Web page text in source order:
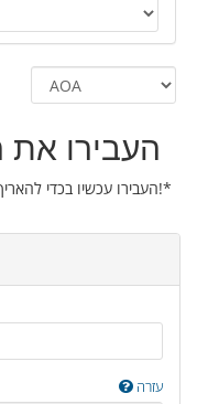
העבירו את
העבירו עכשיו בכדי להאריך את הרישום של הדומיין שלכם בשנה נוספת!*
עזרה